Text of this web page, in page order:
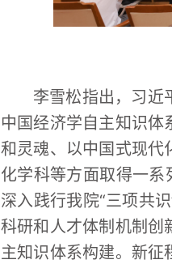
李雪松指出，习近
中国经济学自主知识
和灵魂、以中国式现代
化学科等方面取得一系
深入践行我院“三项共
科研和人才体制机制创
主知识体系构建。新征